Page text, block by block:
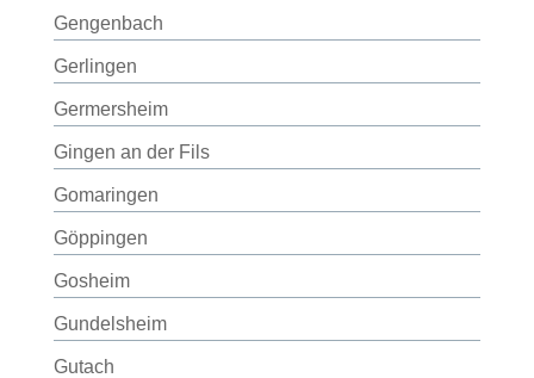
Gengenbach
Gerlingen
Germersheim
Gingen an der Fils
Gomaringen
Göppingen
Gosheim
Gundelsheim
Gutach